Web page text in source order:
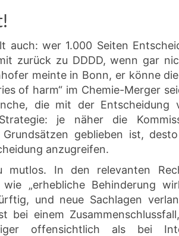
auch: wer 1.000 Seiten
zurück zu DDDD, wenn gar
meinte in Bonn, er könne
of harm“ im Chemie-Merger
die mit der Entscheidung
je näher die
Grundsätzen geblieben ist,
anzugreifen.
In den relevanten
„erhebliche Behinderung
und neue Sachlagen
bei einem
offensichtlich als bei